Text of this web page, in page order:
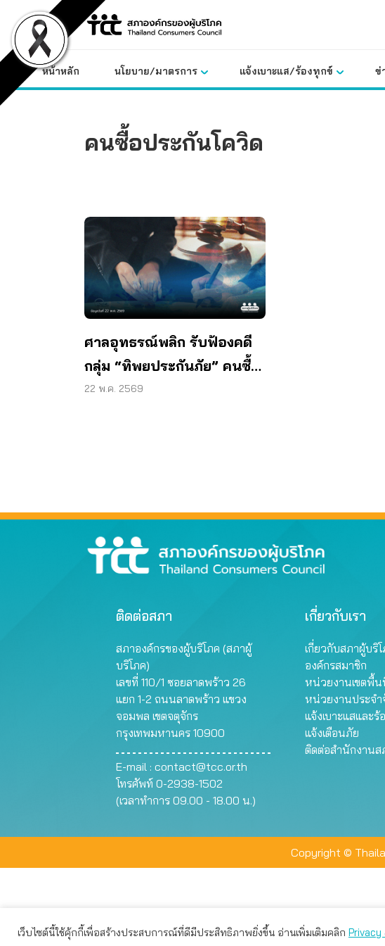
content
หน้าหลัก นโยบาย/มาตรการ แจ้งเบาะแส/ร้องทุกข์ ข่
คนซื้อประกันโควิด
ศาลอุทธรณ์พลิก รับฟ้องคดี
กลุ่ม “ทิพยประกันภัย” คนซื้อ
ประกันโควิดเฮ!
22 พ.ค. 2569
ติดต่อสภา
สภาองค์กรของผู้บริโภค (สภาผู้
บริโภค)
เลขที่ 110/1 ซอยลาดพร้าว 26
แยก 1-2 ถนนลาดพร้าว แขวง
จอมพล เขตจตุจักร
กรุงเทพมหานคร 10900
E-mail : contact@tcc.or.th
โทรศัพท์ 0-2938-1502
(เวลาทำการ 09.00 - 18.00 น.)
เกี่ยวกับเรา
เกี่ยวกับสภาผู้บริ
องค์กรสมาชิก
หน่วยงานเขตพื้น
หน่วยงานประจำ
แจ้งเบาะแสและร้
แจ้งเตือนภัย
ติดต่อสำนักงานส
Copyright ©
เว็บไซต์นี้ใช้คุ้กกี้เพื่อสร้างประสบการณ์ที่ดีมีประสิทธิภาพยิ่งขึ้น อ่านเพิ่มเติมคลิก
เว็บไซต์นี้ใช้คุกกี้เพื่อมอบประสบการณ์การใช้งานที่ดีให้แก่ท่าน คุณสามารถเลื